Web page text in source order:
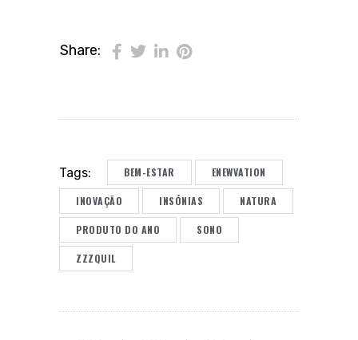
Share:
Tags: BEM-ESTAR ENEWVATION
INOVAÇÃO INSÓNIAS NATURA
PRODUTO DO ANO SONO
ZZZQUIL